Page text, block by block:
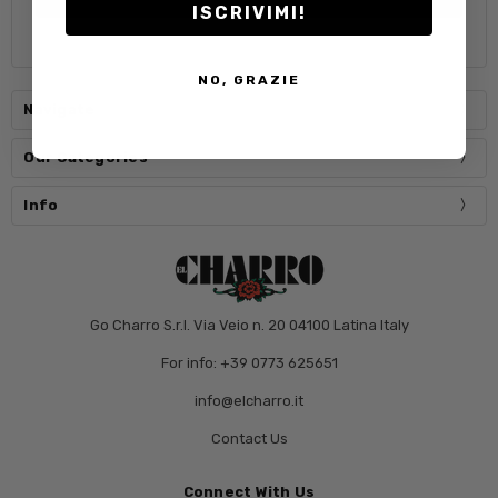
Navigate
Our Categories
Info
Go Charro S.r.l. Via Veio n. 20 04100 Latina Italy
For info: +39 0773 625651
info@elcharro.it
Contact Us
Connect With Us
ISCRIVIMI!
NO, GRAZIE